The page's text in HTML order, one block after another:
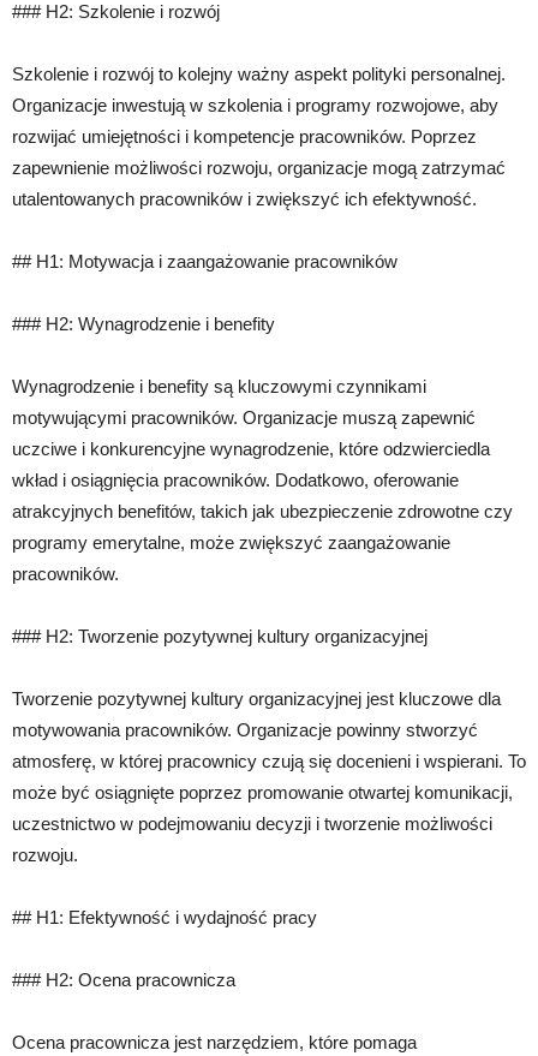
### H2: Szkolenie i rozwój
Szkolenie i rozwój to kolejny ważny aspekt polityki personalnej.
Organizacje inwestują w szkolenia i programy rozwojowe, aby
rozwijać umiejętności i kompetencje pracowników. Poprzez
zapewnienie możliwości rozwoju, organizacje mogą zatrzymać
utalentowanych pracowników i zwiększyć ich efektywność.
## H1: Motywacja i zaangażowanie pracowników
### H2: Wynagrodzenie i benefity
Wynagrodzenie i benefity są kluczowymi czynnikami
motywującymi pracowników. Organizacje muszą zapewnić
uczciwe i konkurencyjne wynagrodzenie, które odzwierciedla
wkład i osiągnięcia pracowników. Dodatkowo, oferowanie
atrakcyjnych benefitów, takich jak ubezpieczenie zdrowotne czy
programy emerytalne, może zwiększyć zaangażowanie
pracowników.
### H2: Tworzenie pozytywnej kultury organizacyjnej
Tworzenie pozytywnej kultury organizacyjnej jest kluczowe dla
motywowania pracowników. Organizacje powinny stworzyć
atmosferę, w której pracownicy czują się docenieni i wspierani. To
może być osiągnięte poprzez promowanie otwartej komunikacji,
uczestnictwo w podejmowaniu decyzji i tworzenie możliwości
rozwoju.
## H1: Efektywność i wydajność pracy
### H2: Ocena pracownicza
Ocena pracownicza jest narzędziem, które pomaga